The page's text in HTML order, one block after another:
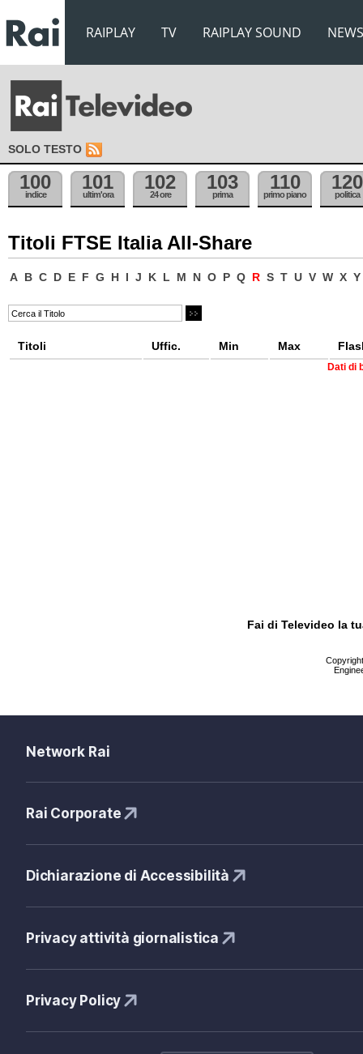
RAIPLAY TV RAIPLAY SOUND NEWS
SOLO TESTO
100
indice
101
ultim'ora
102
24 ore
103
prima
110
primo piano
120
politica
Titoli FTSE Italia All-Share
A B C D E F G H I J K L M N O P Q R S T U V W X Y
Titoli Uffic. Min Max
Dati di
Fai di Televideo la